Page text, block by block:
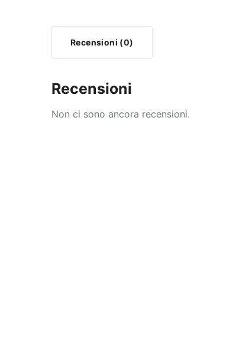
Recensioni (0)
Recensioni
Non ci sono ancora recensioni.